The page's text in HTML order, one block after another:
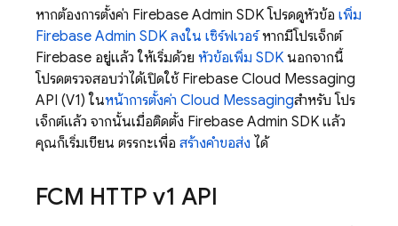
หากต้องการตั้งค่า Firebase Admin SDK โปรดดูหัวข้อ เพิ่ม
Firebase Admin SDK ลงใน เซิร์ฟเวอร์หากมีโปรเจ็กต์
Firebase อยู่แล้ว ให้เริ่มด้วย หัวข้อเพิ่ม SDK นอกจากนี้
โปรดตรวจสอบว่าได้เปิดใช้ Firebase Cloud Messaging
API (V1) ในหน้าการตั้งค่า Cloud Messagingสำหรับ โปร
เจ็กต์แล้ว จากนั้นเมื่อติดตั้ง Firebase Admin SDK แล้ว
คุณก็เริ่มเขียน ตรรกะเพื่อ สร้างคำขอส่ง ได้
FCM HTTP v1 API